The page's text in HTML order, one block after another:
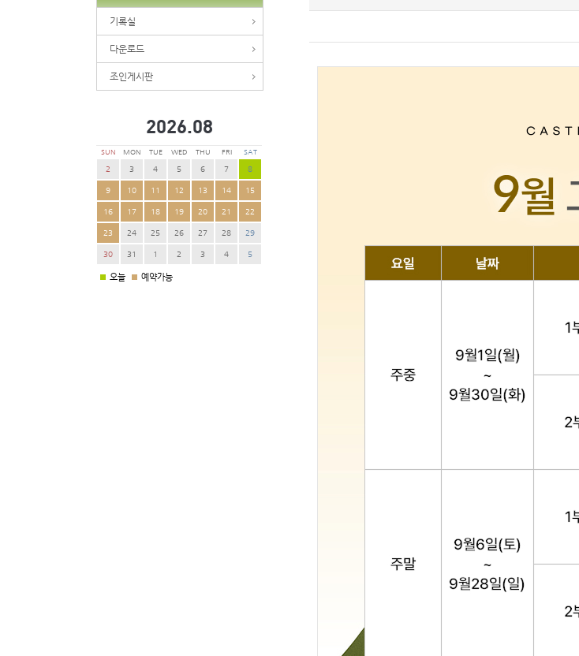
기록실
다운로드
조인게시판
2026.08
SUN MON TUE WED THU FRI SAT
2 3 4 5 6 7 8
9 10 11 12 13 14 15
16 17 18 19 20 21 22
23 24 25 26 27 28 29
30 31 1 2 3 4 5
오늘 예약가능